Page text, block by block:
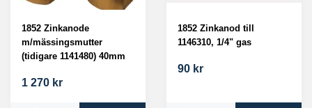
1852 Zinkanode
m/mässingsmutter
(tidigare 1141480) 40mm
1 270 kr
1852 Zinkanod till
1146310, 1/4" gas
90 kr